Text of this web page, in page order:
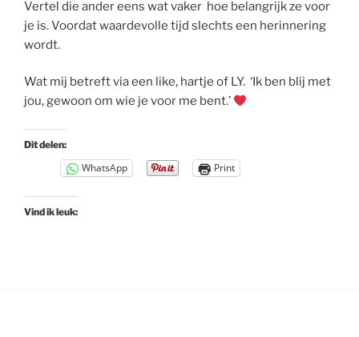
Vertel die ander eens wat vaker hoe belangrijk ze voor
je is. Voordat waardevolle tijd slechts een herinnering
wordt.
Wat mij betreft via een like, hartje of LY. ‘Ik ben blij met
jou, gewoon om wie je voor me bent.’
Dit delen:
WhatsApp Print
Vind ik leuk: